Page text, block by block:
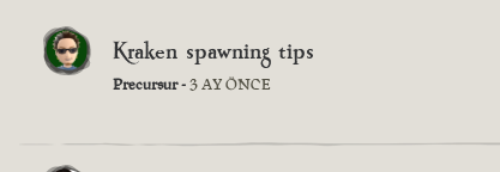
Kraken spawning tips
Precursur -3 AY ÖNCE